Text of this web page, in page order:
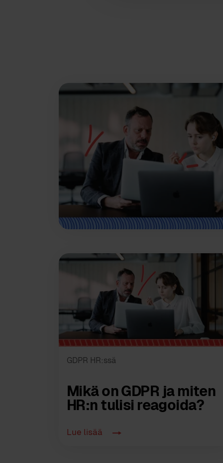
GDPR HR:ssä
Mikä on GDPR ja miten
HR:n tulisi reagoida?
Lue lisää